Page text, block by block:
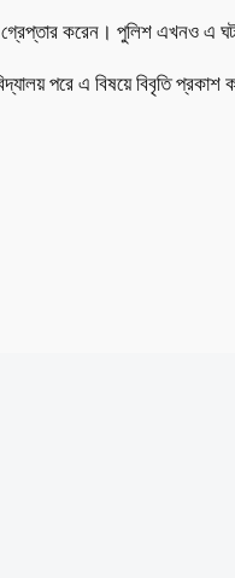
গ্রেপ্তার করেন। পুলিশ এখনও এ
পরে এ বিষয়ে বিবৃতি প্রকাশ